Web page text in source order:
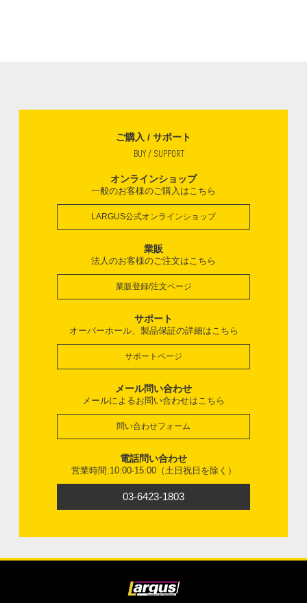
ご購入 / サポート
BUY / SUPPORT
オンラインショップ
一般のお客様のご購入はこちら
LARGUS公式オンラインショップ
業販
法人のお客様のご注文はこちら
業販登録/注文ページ
サポート
オーバーホール、製品保証の詳細はこちら
サポートページ
メール問い合わせ
メールによるお問い合わせはこちら
問い合わせフォーム
電話問い合わせ
営業時間:10:00-15:00（土日祝日を除く）
03-6423-1803